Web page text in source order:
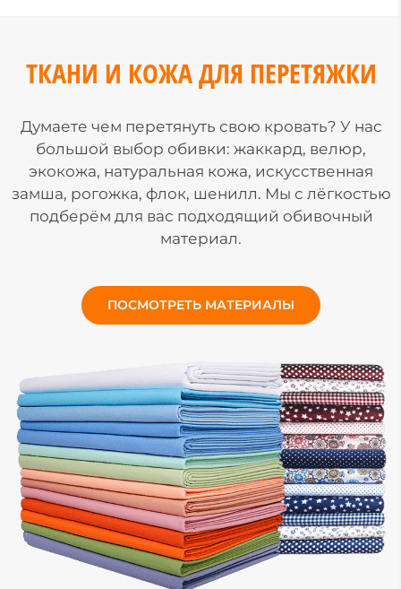
ТКАНИ И КОЖА ДЛЯ ПЕРЕТЯЖКИ
Думаете чем перетянуть свою кровать? У нас
большой выбор обивки: жаккард, велюр,
экокожа, натуральная кожа, искусственная
замша, рогожка, флок, шенилл. Мы с лёгкостью
подберём для вас подходящий обивочный
материал.
ПОСМОТРЕТЬ МАТЕРИАЛЫ